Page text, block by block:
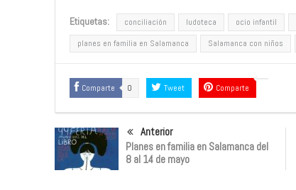
Etiquetas: conciliación ludoteca ocio infantil
planes en familia en Salamanca
Salamanca con niños
Comparte 0 Tweet Comparte
Anterior
Planes en familia en Salamanca del
8 al 14 de mayo